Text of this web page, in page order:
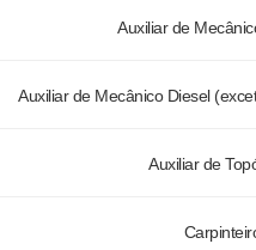
Auxiliar de
Auxiliar de Mecânico Diesel
Auxiliar de